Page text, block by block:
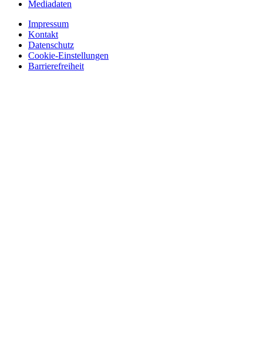
Mediadaten
Impressum
Kontakt
Datenschutz
Cookie-Einstellungen
Barrierefreiheit